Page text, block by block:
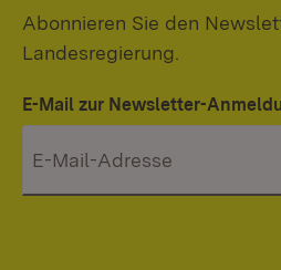
Abonnieren Sie den
Landesregierung.
E-Mail zur Newsletter-